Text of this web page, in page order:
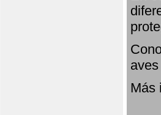
Más